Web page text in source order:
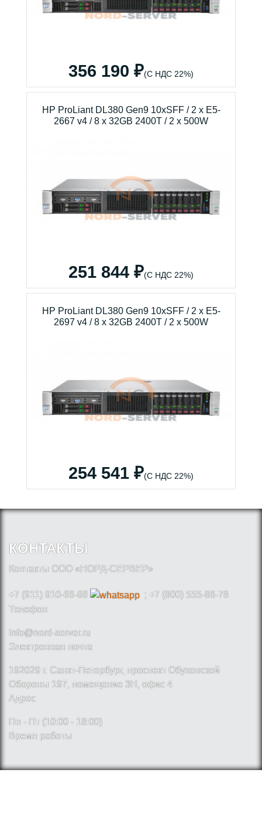
356 190 ₽(С НДС 22%)
HP ProLiant DL380 Gen9 10xSFF / 2 x E5-
2667 v4 / 8 x 32GB 2400T / 2 x 500W
251 844 ₽(С НДС 22%)
HP ProLiant DL380 Gen9 10xSFF / 2 x E5-
2697 v4 / 8 x 32GB 2400T / 2 x 500W
254 541 ₽(С НДС 22%)
КОНТАКТЫ
Контакты ООО «НОРД-СЕРВЕР»
+7 (911) 910-66-88
; +7 (800) 555-86-78
Телефон
info@nord-server.ru
Электронная почта
192029 г. Санкт-Петербург, проспект Обуховской
Обороны 197, помещение 3Н, офис 4
Адрес
Пн - Пт (10:00 - 18:00)
Время работы